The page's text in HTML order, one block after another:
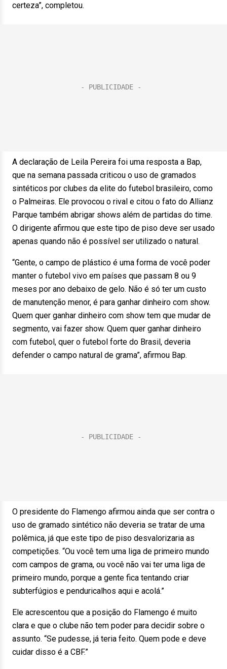
certeza”, completou.
A declaração de Leila Pereira foi uma resposta a Bap,
que na semana passada criticou o uso de gramados
sintéticos por clubes da elite do futebol brasileiro, como
o Palmeiras. Ele provocou o rival e citou o fato do Allianz
Parque também abrigar shows além de partidas do time.
O dirigente afirmou que este tipo de piso deve ser usado
apenas quando não é possível ser utilizado o natural.
“Gente, o campo de plástico é uma forma de você poder
manter o futebol vivo em países que passam 8 ou 9
meses por ano debaixo de gelo. Não é só ter um custo
de manutenção menor, é para ganhar dinheiro com show.
Quem quer ganhar dinheiro com show tem que mudar de
segmento, vai fazer show. Quem quer ganhar dinheiro
com futebol, quer o futebol forte do Brasil, deveria
defender o campo natural de grama”, afirmou Bap.
O presidente do Flamengo afirmou ainda que ser contra o
uso de gramado sintético não deveria se tratar de uma
polêmica, já que este tipo de piso desvalorizaria as
competições. “Ou você tem uma liga de primeiro mundo
com campos de grama, ou você não vai ter uma liga de
primeiro mundo, porque a gente fica tentando criar
subterfúgios e penduricalhos aqui e acolá.”
Ele acrescentou que a posição do Flamengo é muito
clara e que o clube não tem poder para decidir sobre o
assunto. “Se pudesse, já teria feito. Quem pode e deve
cuidar disso é a CBF.”